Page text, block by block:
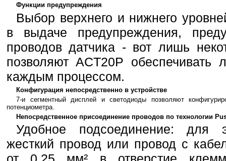
Функции предупреждения
Выбор верхнего и нижнего
в выдаче предупреждения,
проводов датчика - вот лишь
позволяют ACT20P обеспечивать
каждым процессом.
Конфигурация непосредственно в устройстве
7-и сегментный дисплей и светодиоды позволяют
потенциометра.
Непосредственное присоединение проводов по технологии
Удобное подсоединение: для
жесткий провод или провод с